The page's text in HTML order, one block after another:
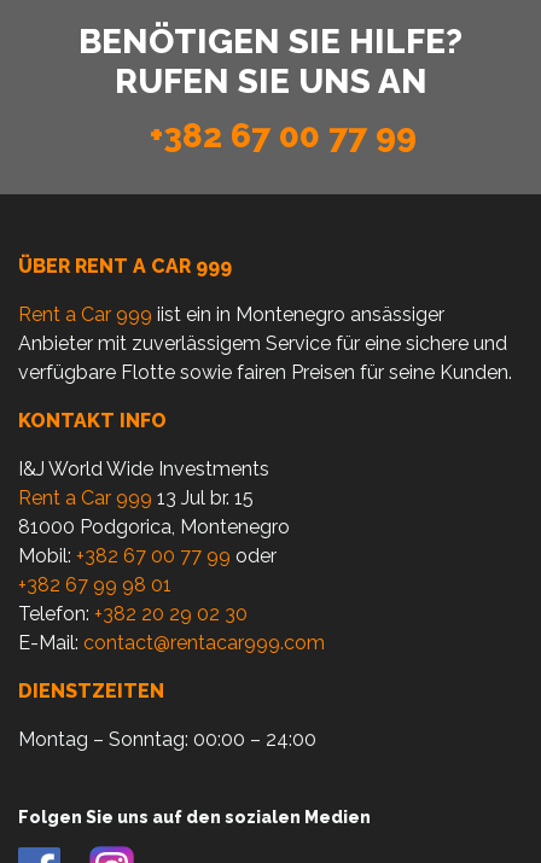
BENÖTIGEN SIE HILFE?
RUFEN SIE UNS AN
+382 67 00 77 99
ÜBER RENT A CAR 999
Rent a Car 999 iist ein in Montenegro ansässiger
Anbieter mit zuverlässigem Service für eine sichere und
verfügbare Flotte sowie fairen Preisen für seine Kunden.
KONTAKT INFO
I&J World Wide Investments
Rent a Car 999 13 Jul br. 15
81000 Podgorica, Montenegro
Mobil: +382 67 00 77 99 oder
+382 67 99 98 01
Telefon: +382 20 29 02 30
E-Mail: contact@rentacar999.com
DIENSTZEITEN
Montag – Sonntag: 00:00 – 24:00
Folgen Sie uns auf den sozialen Medien